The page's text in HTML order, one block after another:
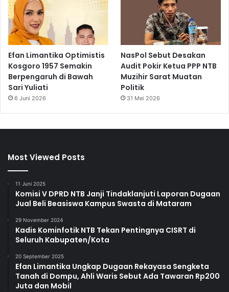
Efan Limantika Optimistis
Kosgoro 1957 Semakin
Berpengaruh di Bawah
Sari Yuliati
6 Juni 2026
NasPol Sebut Desakan
Audit Pokir Ketua PPP NTB
Muzihir Sarat Muatan
Politik
31 Mei 2026
Most Viewed Posts
11 Juni 2025
Komisi V DPRD NTB Janji Tindaklanjuti Laporan Dugaan
Jual Beli Beasiswa Kampus Swasta di Mataram
29 November 2024
Kadis Kominfotik NTB Tekan Pentingnya CISRT di
Seluruh Kabupaten/Kota
20 September 2025
Efan Limantika Ungkap Dugaan Rekayasa Sengketa
Tanah di Dompu, Ahli Waris Sebut Ada Tawaran Rp200
Juta dan Mobil